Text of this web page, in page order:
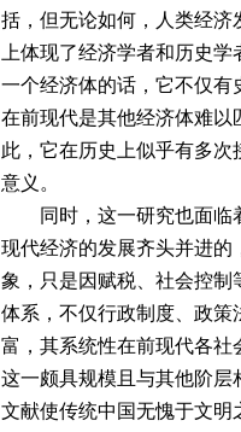
括，但无论如何，人类经
上体现了经济学者和历史学
一个经济体的话，它不仅
在前现代是其他经济体难以
此，它在历史上似乎有多
意义。
同时，这一研究也面临
现代经济的发展齐头并进
象，只是因赋税、社会控制
体系，不仅行政制度、政
富，其系统性在前现代各社
这一颇具规模且与其他阶层
文献使传统中国无愧于文